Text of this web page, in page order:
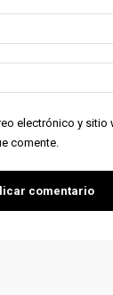
electrónico y sitio
comente.